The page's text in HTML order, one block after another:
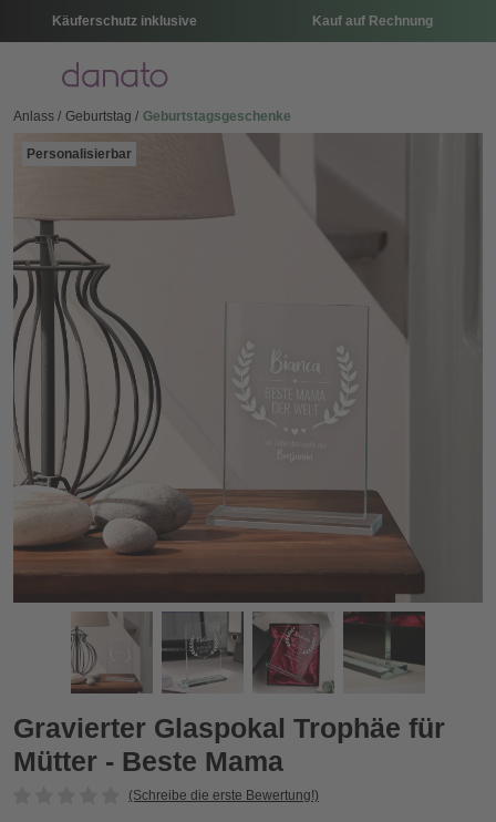
Käuferschutz inklusive Kauf auf Rechnung
Menü
Anlass Geburtstag Geburtstagsgeschenke
Personalisierbar
Gravierter Glaspokal Trophäe für Mütter - Beste Mama
Zurück
Gravierter Glaspokal Trophäe für
Mütter - Beste Mama
(Schreibe die erste Bewertung!)